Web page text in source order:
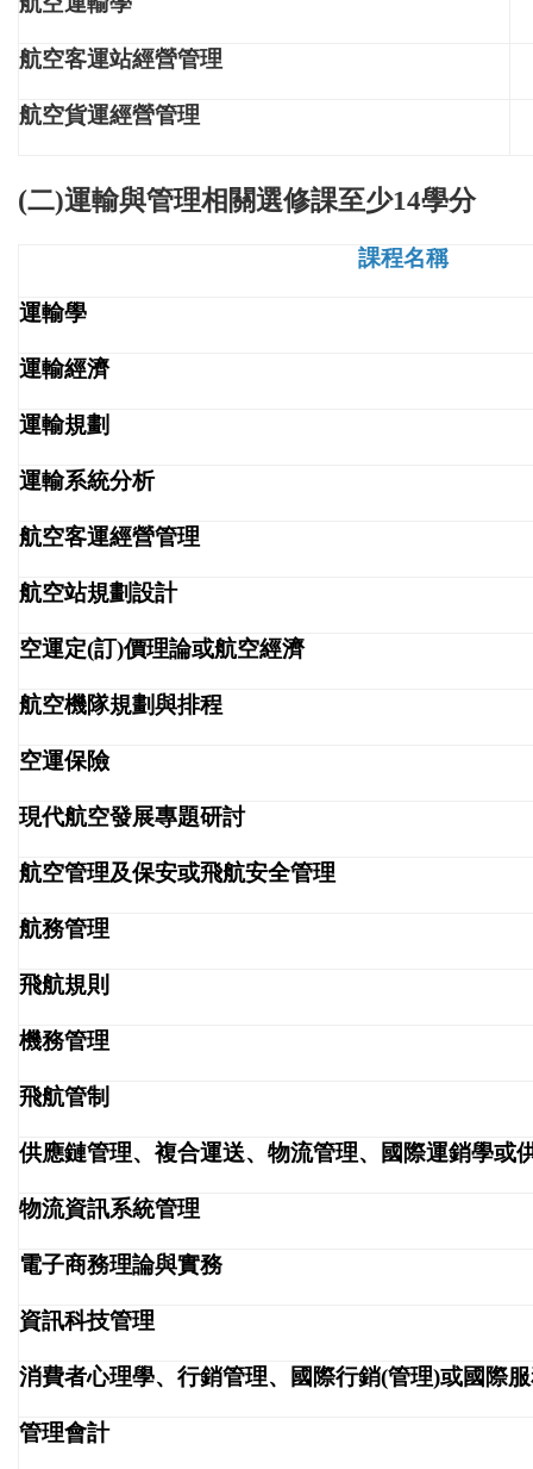
航空客運站經營管理
航空貨運經營管理
(二)運輸與管理相關選修課至少14學分
課程名稱
運輸學
運輸經濟
運輸規劃
運輸系統分析
航空客運經營管理
航空站規劃設計
空運定(訂)價理論或航空經濟
航空機隊規劃與排程
空運保險
現代航空發展專題研討
航空管理及保安或飛航安全管理
航務管理
飛航規則
機務管理
飛航管制
供應鏈管理、複合運送、物流管理、國際運銷學或
物流資訊系統管理
電子商務理論與實務
資訊科技管理
消費者心理學、行銷管理、國際行銷(管理)或國際
管理會計